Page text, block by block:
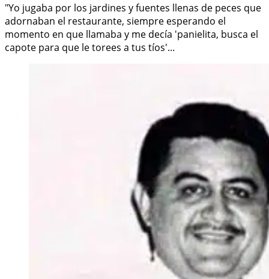
"Yo jugaba por los jardines y fuentes llenas de peces que
adornaban el restaurante, siempre esperando el
momento en que llamaba y me decía 'panielita, busca el
capote para que le torees a tus tíos'...